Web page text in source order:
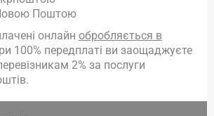
Поштою
онлайн обробляється в
100% передплаті ви заощаджуєте
2% за послуги